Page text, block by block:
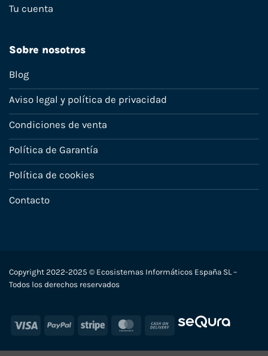
Tu cuenta
Sobre nosotros
Blog
Aviso legal y política de privacidad
Condiciones de venta
Política de Garantía
Política de cookies
Contacto
Copyright 2022-2025 © Ecosistemas Informáticos España SL –
Todos los derechos reservados
Visa PayPal Stripe MasterCard
Cash